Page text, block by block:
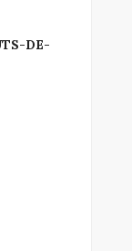
DE-